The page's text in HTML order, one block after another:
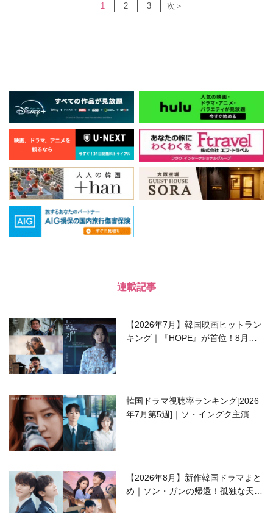
1 2 3 次＞
連載記事
【2026年7月】韓国映画ヒットラン
キング｜『HOPE』が首位！8月公
韓国ドラマ視聴率ランキング[2026
年7月第5週]｜ソ・イングク主演の
【2026年8月】新作韓国ドラマまと
め｜ソン・ガンの帰還！孤独な天才